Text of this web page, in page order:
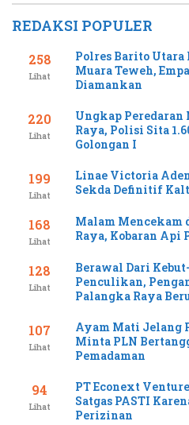
REDAKSI POPULER
258
Lihat
Polres Barito Utara
Muara Teweh,
Diamankan
220
Lihat
Ungkap
Raya, Polisi Sita
Golongan I
199
Lihat
Linae Victoria
Sekda Definitif
168
Lihat
Malam Mencekam
Raya, Kobaran Api
128
Lihat
Berawal Dari
Penculikan,
Palangka Raya
107
Lihat
Ayam Mati Jelang
Minta PLN
Pemadaman
94
Lihat
PT Econext
Satgas PASTI
Perizinan